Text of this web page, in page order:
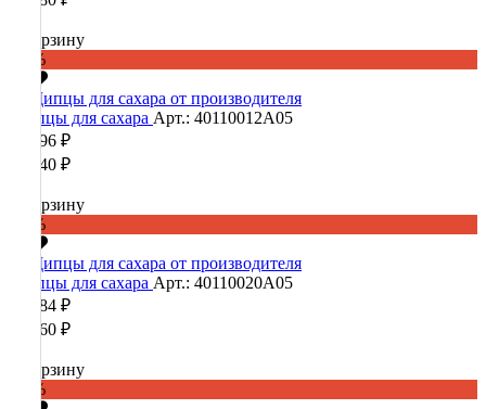
В корзину
-60%
Щипцы для сахара Арт.: 40110012А05
16 896 ₽
42 240 ₽
В корзину
-60%
Щипцы для сахара Арт.: 40110020А05
14 784 ₽
36 960 ₽
В корзину
-60%